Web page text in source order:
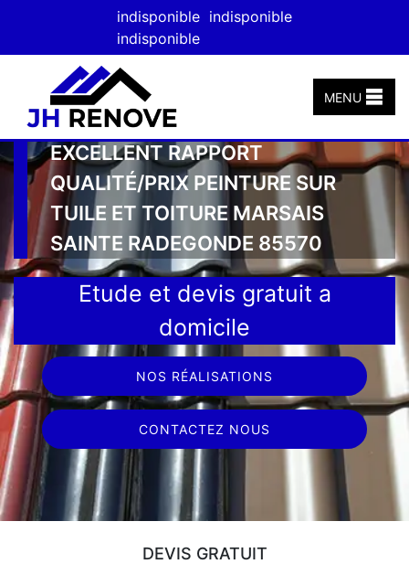
indisponible indisponible
indisponible
MENU
EXCELLENT RAPPORT
QUALITÉ/PRIX PEINTURE SUR
TUILE ET TOITURE MARSAIS
SAINTE RADEGONDE 85570
Etude et devis gratuit a
domicile
NOS RÉALISATIONS
CONTACTEZ NOUS
DEVIS GRATUIT